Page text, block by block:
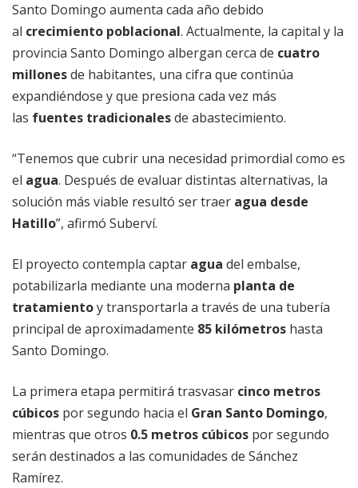
Santo Domingo aumenta cada año debido
al crecimiento poblacional. Actualmente, la capital y la
provincia Santo Domingo albergan cerca de cuatro
millonesde habitantes, una cifra que continúa
expandiéndose y que presiona cada vez más
las fuentes tradicionalesde abastecimiento.
“Tenemos que cubrir una necesidad primordial como es
el agua. Después de evaluar distintas alternativas, la
solución más viable resultó ser traer agua desde
Hatillo”, afirmó Suberví.
El proyecto contempla captar agua del embalse,
potabilizarla mediante una moderna planta de
tratamientoy transportarla a través de una tubería
principal de aproximadamente 85 kilómetros hasta
Santo Domingo.
La primera etapa permitirá trasvasar cinco metros
cúbicos por segundo hacia el Gran Santo Domingo,
mientras que otros 0.5 metros cúbicos por segundo
serán destinados a las comunidades de Sánchez
Ramírez.